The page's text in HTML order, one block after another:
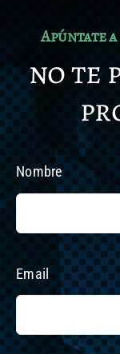
Apúntate
no te
Nombre
Email